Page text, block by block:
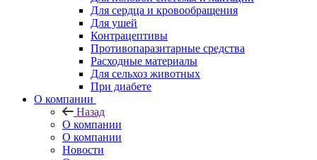
Для сердца и кровообращения
Для ушей
Контрацептивы
Противопаразитарные средства
Расходные материалы
Для сельхоз животных
При диабете
О компании
Назад
О компании
О компании
Новости